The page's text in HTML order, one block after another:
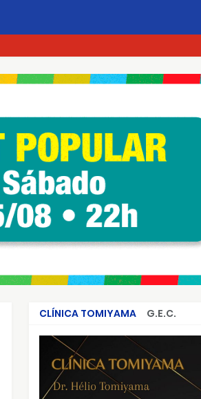
CLÍNICA TOMIYAMA
G.E.C.
CRIMES QUE ABALARAM O BRASIL